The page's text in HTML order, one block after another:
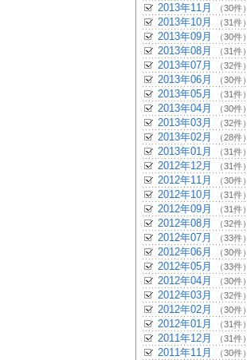
2013年11月 （30件）
2013年10月 （31件）
2013年09月 （30件）
2013年08月 （31件）
2013年07月 （32件）
2013年06月 （30件）
2013年05月 （31件）
2013年04月 （30件）
2013年03月 （32件）
2013年02月 （28件）
2013年01月 （31件）
2012年12月 （31件）
2012年11月 （30件）
2012年10月 （31件）
2012年09月 （31件）
2012年08月 （32件）
2012年07月 （33件）
2012年06月 （30件）
2012年05月 （33件）
2012年04月 （30件）
2012年03月 （32件）
2012年02月 （30件）
2012年01月 （31件）
2011年12月 （31件）
2011年11月 （30件）